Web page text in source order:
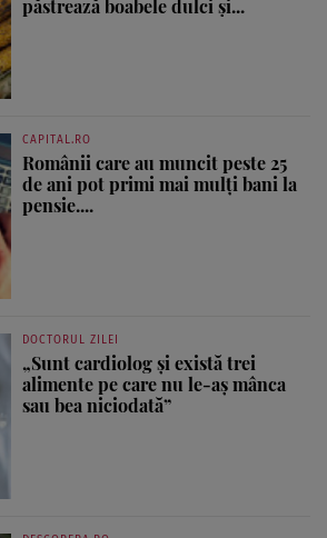
păstrează boabele dulci și...
CAPITAL.RO
Românii care au muncit peste 25
de ani pot primi mai mulți bani la
pensie....
DOCTORUL ZILEI
„Sunt cardiolog și există trei
alimente pe care nu le-aș mânca
sau bea niciodată”